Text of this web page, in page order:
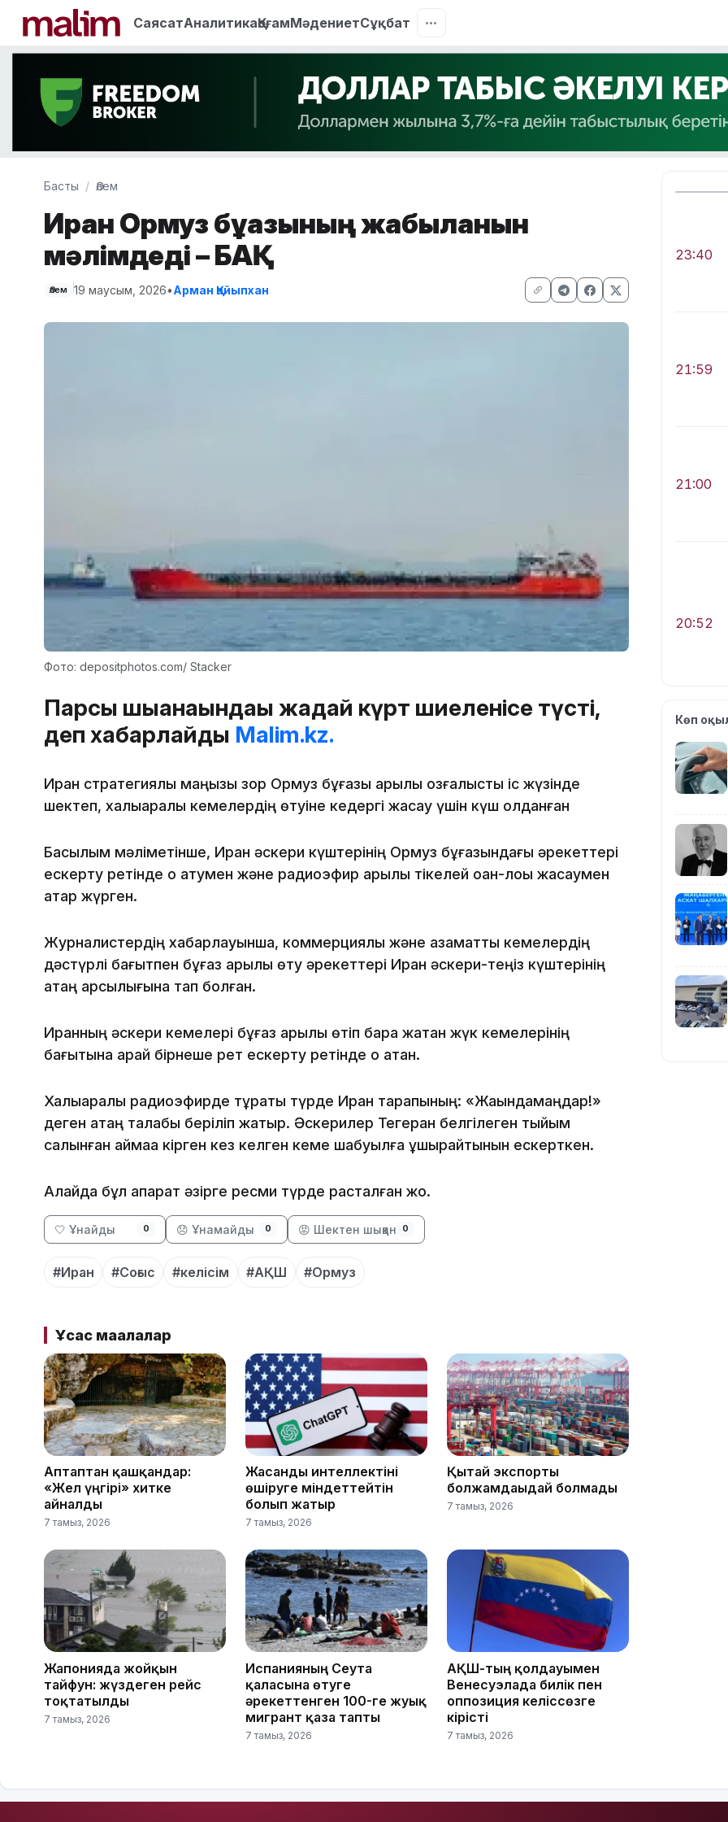
СаясатАналитикаҚоғамМәдениетСұқбат
Басты Әлем
Иран Ормуз бұғазының жабылғанын
мәлімдеді – БАҚ
Әлем 19 маусым, 2026•Арман Қайыпхан
Фото: depositphotos.com/ Stacker
Парсы шығанағындағы жағдай күрт шиеленісе түсті,
деп хабарлайды Malim.kz.
Иран стратегиялық маңызы зор Ормуз бұғазы арқылы қозғалысты іс жүзінде
шектеп, халықаралық кемелердің өтуіне кедергі жасау үшін күш қолданған
Басылым мәліметінше, Иран әскери күштерінің Ормуз бұғазындағы әрекеттері
ескерту ретінде оқ атумен және радиоэфир арқылы тікелей қоқан-лоққы жасаумен
қатар жүрген.
Журналистердің хабарлауынша, коммерциялық және азаматтық кемелердің
дәстүрлі бағытпен бұғаз арқылы өту әрекеттері Иран әскери-теңіз күштерінің
қатаң қарсылығына тап болған.
Иранның әскери кемелері бұғаз арқылы өтіп бара жатқан жүк кемелерінің
бағытына қарай бірнеше рет ескерту ретінде оқ атқан.
Халықаралық радиоэфирде тұрақты түрде Иран тарапының: «Жақындамаңдар!»
деген қатаң талабы беріліп жатыр. Әскерилер Тегеран белгілеген тыйым
салынған аймаққа кірген кез келген кеме шабуылға ұшырайтынын ескерткен.
Алайда бұл ақпарат әзірге ресми түрде расталған жоқ.
🤍 Ұнайды 0 😞 Ұнамайды 0 😡 Шектен шыққан 0
#Иран #Соғыс #келісім #АҚШ #Ормуз
Ұқсас мақалалар
Аптаптан қашқандар:
«Жел үңгірі» хитке
айналды
7 тамыз, 2026
Жасанды интеллектіні
өшіруге міндеттейтін
болып жатыр
7 тамыз, 2026
Қытай экспорты
болжамдағыдай болмады
7 тамыз, 2026
Жапонияда жойқын
тайфун: жүздеген рейс
тоқтатылды
7 тамыз, 2026
Испанияның Сеута
қаласына өтуге
әрекеттенген 100-ге жуық
мигрант қаза тапты
7 тамыз, 2026
АҚШ-тың қолдауымен
Венесуэлада билік пен
оппозиция келіссөзге
кірісті
7 тамыз, 2026
23:40
21:59
21:00
20:52
19:39
18:45
Көп